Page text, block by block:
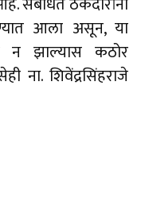
आला असून, या
न झाल्यास कठोर
ना. शिवेंद्रसिंहराजे